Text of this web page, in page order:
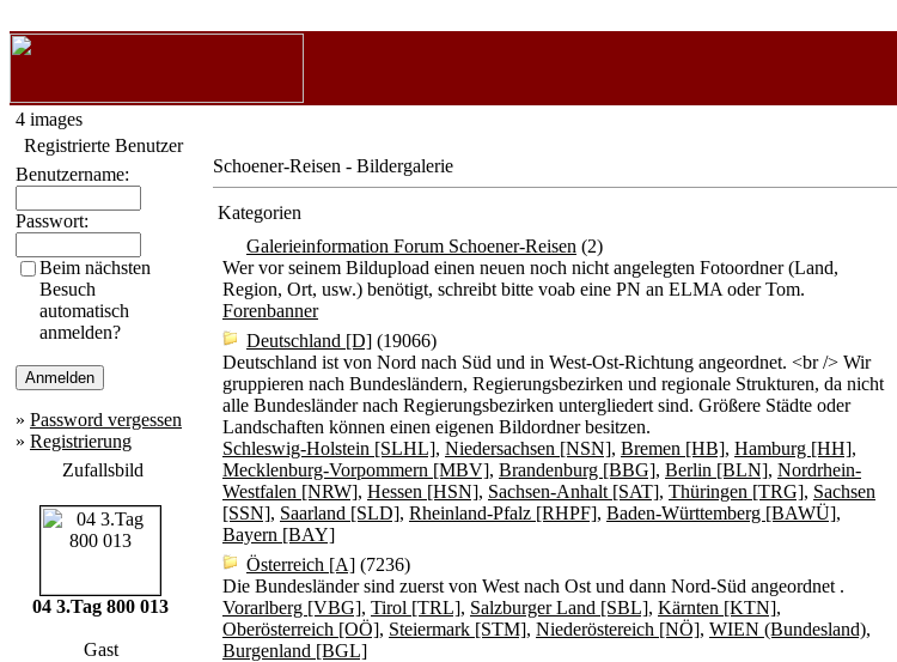
4 images
Registrierte Benutzer
Benutzername:
Passwort:
Beim nächsten
Besuch
automatisch
anmelden?
» Password vergessen
» Registrierung
Zufallsbild
04 3.Tag 800 013
Gast
Schoener-Reisen - Bildergalerie
Kategorien
Galerieinformation Forum Schoener-Reisen (2)
Wer vor seinem Bildupload einen neuen noch nicht angelegten Fotoordner (Land,
Region, Ort, usw.) benötigt, schreibt bitte voab eine PN an ELMA oder Tom.
Forenbanner
Deutschland [D] (19066)
Deutschland ist von Nord nach Süd und in West-Ost-Richtung angeordnet. <br /> Wir
gruppieren nach Bundesländern, Regierungsbezirken und regionale Strukturen, da nicht
alle Bundesländer nach Regierungsbezirken untergliedert sind. Größere Städte oder
Landschaften können einen eigenen Bildordner besitzen.
Schleswig-Holstein [SLHL], Niedersachsen [NSN], Bremen [HB], Hamburg [HH],
Mecklenburg-Vorpommern [MBV], Brandenburg [BBG], Berlin [BLN], Nordrhein-
Westfalen [NRW], Hessen [HSN], Sachsen-Anhalt [SAT], Thüringen [TRG], Sachsen
[SSN], Saarland [SLD], Rheinland-Pfalz [RHPF], Baden-Württemberg [BAWÜ],
Bayern [BAY]
Österreich [A] (7236)
Die Bundesländer sind zuerst von West nach Ost und dann Nord-Süd angeordnet .
Vorarlberg [VBG], Tirol [TRL], Salzburger Land [SBL], Kärnten [KTN],
Oberösterreich [OÖ], Steiermark [STM], Niederöstereich [NÖ], WIEN (Bundesland),
Burgenland [BGL]